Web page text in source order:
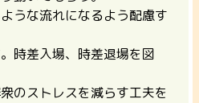
うな流れになるよう配慮す
時差入場、時差退場を図
のストレスを減らす工夫を